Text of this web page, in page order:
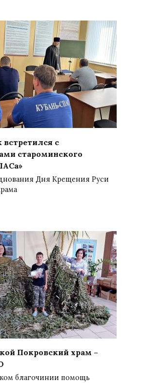
с
староминского
Дня Крещения Руси
Покровский храм –
благочинии помощь